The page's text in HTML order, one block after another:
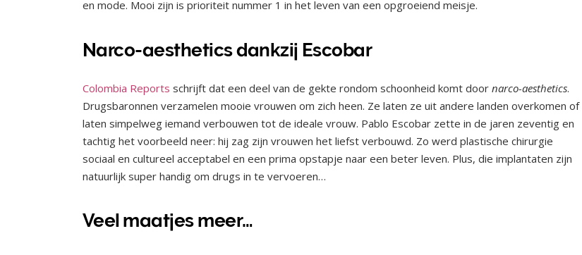
en mode. Mooi zijn is prioriteit nummer 1 in het leven van een opgroeiend meisje.
Narco-aesthetics dankzij Escobar
Colombia Reports schrijft dat een deel van de gekte rondom schoonheid komt door narco-aesthetics.
Drugsbaronnen verzamelen mooie vrouwen om zich heen. Ze laten ze uit andere landen overkomen of
laten simpelweg iemand verbouwen tot de ideale vrouw. Pablo Escobar zette in de jaren zeventig en
tachtig het voorbeeld neer: hij zag zijn vrouwen het liefst verbouwd. Zo werd plastische chirurgie
sociaal en cultureel acceptabel en een prima opstapje naar een beter leven. Plus, die implantaten zijn
natuurlijk super handig om drugs in te vervoeren…
Veel maatjes meer…